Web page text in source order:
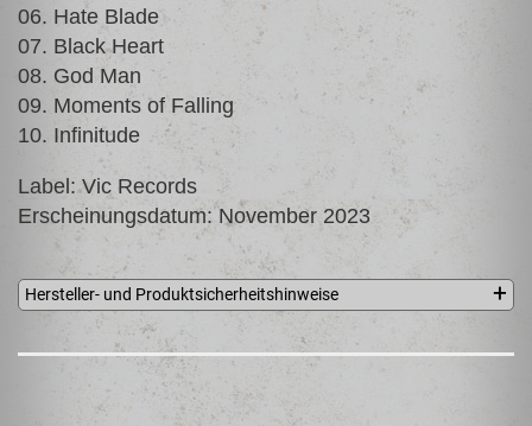
06. Hate Blade
07. Black Heart
08. God Man
09. Moments of Falling
10. Infinitude
Label: Vic Records
Erscheinungsdatum: November 2023
Hersteller- und Produktsicherheitshinweise
Vic Records and Music Publishing B.V.
PO Box 679
info@vicrecords.com